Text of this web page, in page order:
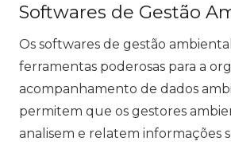
Softwares de Gestão
Os softwares de gestão
ferramentas poderosas para a
acompanhamento de dados
permitem que os gestores
analisem e relatem informações